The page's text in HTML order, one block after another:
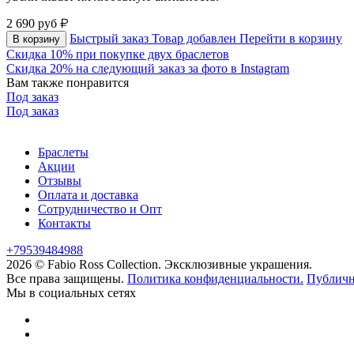
2 690 руб
В корзину Быстрый заказ Товар добавлен Перейти в корзину
Скидка 10% при покупке двух браслетов
Скидка 20% на следующий заказ за фото в Instagram
Вам также понравится
Под заказ
Под заказ
Браслеты
Акции
Отзывы
Оплата и доставка
Сотрудничество и Опт
Контакты
+79539484988
2026 © Fabio Ross Collection. Эксклюзивные украшения.
Все права защищены. Политика конфиденциальности.
Мы в социальных сетях